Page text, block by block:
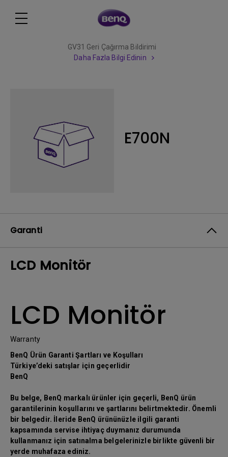
GV31 Geri Çağırma Bildirimi
Daha Fazla Bilgi Edinin
E700N
Garanti
LCD Monitör
LCD Monitör
Warranty
BenQ Ürün Garanti Şartları ve Koşulları
Türkiye’deki satışlar için geçerlidir
BenQ
Bu belge, BenQ markalı ürünler için geçerli, BenQ ürün
garantilerinin koşullarını ve şartlarını belirtmektedir. Önemli
bir belgedir. İleride BenQ ürününüzle ilgili garanti
kapsamında servise ihtiyaç duymanız durumunda
kullanmanız için satınalma belgelerinizle birlikte güvenli bir
yerde muhafaza ediniz.